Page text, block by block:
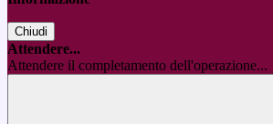
Chiudi
Attendere...
Attendere il completamento dell'operazione...